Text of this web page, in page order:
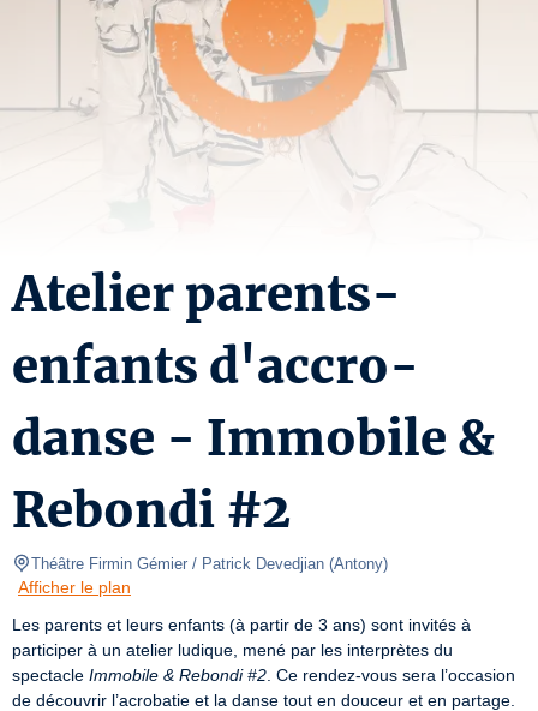
Atelier parents-
enfants d'accro-
danse - Immobile &
Rebondi #2
Théâtre Firmin Gémier / Patrick Devedjian (Antony)
Afficher le plan
Les parents et leurs enfants (à partir de 3 ans) sont invités à
participer à un atelier ludique, mené par les interprètes du
spectacle Immobile & Rebondi #2 . Ce rendez-vous sera l’occasion
de découvrir l’acrobatie et la danse tout en douceur et en partage.